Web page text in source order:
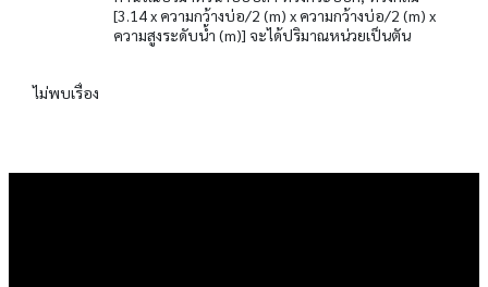
[3.14 x ความกว้างบ่อ/2 (m) x ความกว้างบ่อ/2 (m) x
ความสูงระดับน้ำ (m)] จะได้ปริมาณหน่วยเป็นตัน
ไม่พบเรื่อง